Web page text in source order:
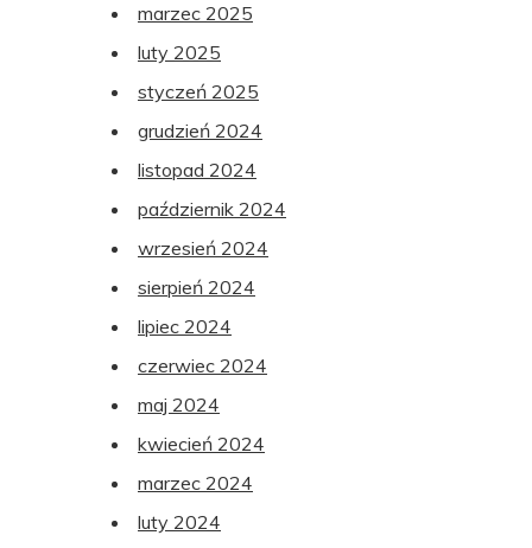
marzec 2025
luty 2025
styczeń 2025
grudzień 2024
listopad 2024
październik 2024
wrzesień 2024
sierpień 2024
lipiec 2024
czerwiec 2024
maj 2024
kwiecień 2024
marzec 2024
luty 2024